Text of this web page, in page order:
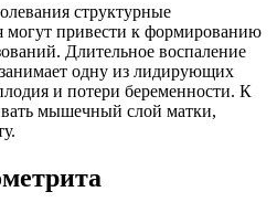
структурные
могут привести к формированию
Длительное воспаление
одну из лидирующих
и потери беременности. К
мышечный слой матки,